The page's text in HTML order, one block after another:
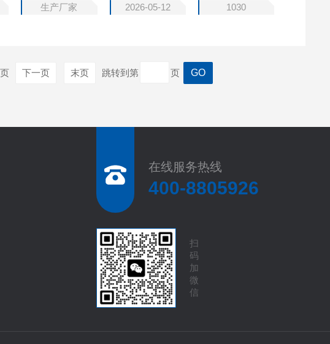
生产厂家
2026-05-12
1030
下一页 末页 跳转到第 页
在线服务热线
400-8805926
扫
码
加
微
信